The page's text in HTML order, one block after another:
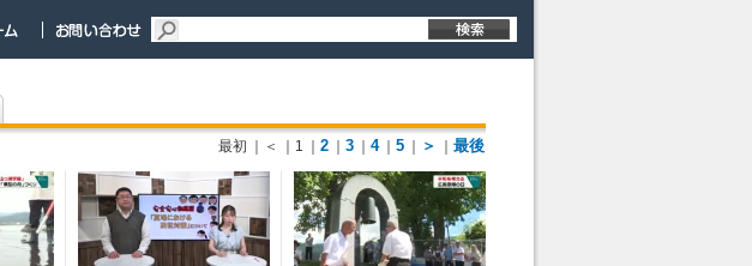
最初 ｜＜ ｜1 2 3 4 5 ＞ 最後